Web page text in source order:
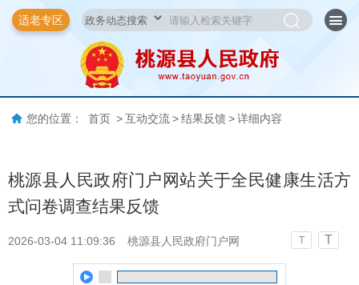
适老专区
您的位置： 首页 > 互动交流 > 结果反馈 > 详细内容
桃源县人民政府门户网站关于全民健康生活方
式问卷调查结果反馈
2026-03-04 11:09:36 桃源县人民政府门户网 T T